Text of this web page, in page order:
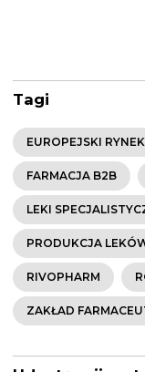
Tagi
EUROPEJSKI
FARMACJA B2B
LEKI
PRODUKCJA
RIVOPHARM
ZAKŁAD